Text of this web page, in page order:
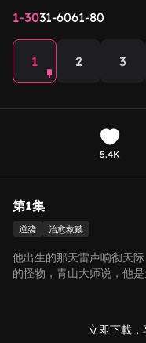
1-3031-6061-80
1 2 3
5.4K
第1集
逆袭 治愈救赎
他出生的那天雷声响彻天
的怪物，青山大师说，他
立即下載